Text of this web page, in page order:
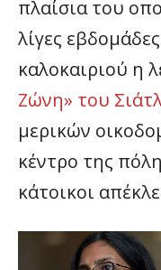
πλαίσια του
λίγες
καλοκαιριού η
Ζώνη» του
μερικών
κέντρο της
κάτοικοι